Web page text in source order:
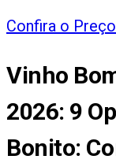
Confira o Preço
Vinho
2026: 9
Bonito: